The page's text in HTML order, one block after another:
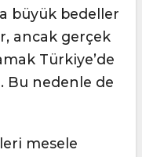
büyük bedeller
ancak gerçek
Türkiye’de
Bu nedenle de
mesele